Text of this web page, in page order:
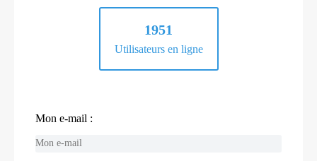
1951
Utilisateurs en ligne
Mon e-mail :